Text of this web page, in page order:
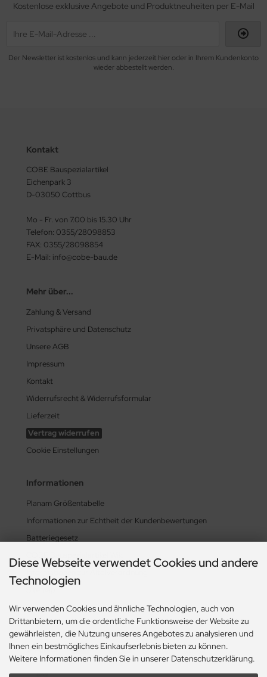
Kostenlose exklusive Angebote und Produktneuheiten per E-Mail
Der Newsletter ist kostenlos und kann jederzeit hier oder in Ihrem Kundenkonto
wieder abbestellt werden.
Kontakt
COBE Bauspezialartikel
Eichenpark 3
D-03050 Cottbus
Mo - Fr. von 7.00 bis 15.30 Uhr
Telefon: 0355/28098853
FAX: 0355/28098854
E-Mail: info@cobe-bau.de
Mehr über...
Zahlung & Versand
Privatsphäre und Datenschutz
Unsere AGB
Impressum
Kontakt
Widerrufsrecht & Widerrufsformular
Lieferzeit
Vertrag widerrufen
Cookie Einstellungen
Informationen
Planam Größentabelle
Informationen zur Echtheit der Kundenbewertungen
Batteriegesetz
Zahlungsmethoden
Diese Webseite verwendet Cookies und andere
Technologien
Wir verwenden Cookies und ähnliche Technologien, auch von
Drittanbietern, um die ordentliche Funktionsweise der Website zu
gewährleisten, die Nutzung unseres Angebotes zu analysieren und
Ihnen ein bestmögliches Einkaufserlebnis bieten zu können.
Weitere Informationen finden Sie in unserer Datenschutzerklärung.